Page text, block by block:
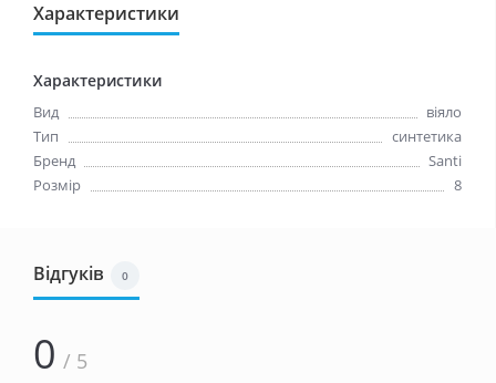
Характеристики
Характеристики
Вид
віяло
Тип
синтетика
Бренд
Santi
Розмір
8
Відгуків 0
0 / 5